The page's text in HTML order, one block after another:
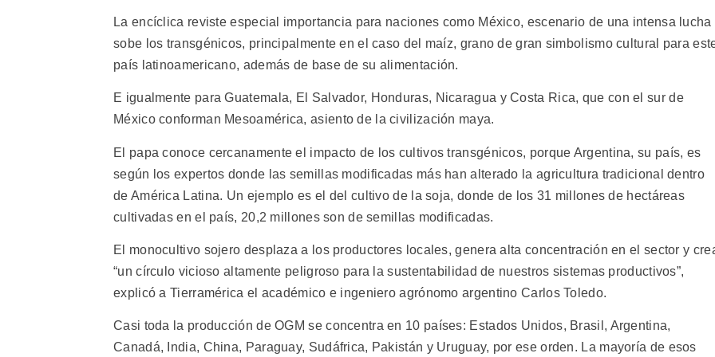
La encíclica reviste especial importancia para naciones como México, escenario de una intensa lucha
sobe los transgénicos, principalmente en el caso del maíz, grano de gran simbolismo cultural para
país latinoamericano, además de base de su alimentación.
E igualmente para Guatemala, El Salvador, Honduras, Nicaragua y Costa Rica, que con el sur de
México conforman Mesoamérica, asiento de la civilización maya.
El papa conoce cercanamente el impacto de los cultivos transgénicos, porque Argentina, su país, es
según los expertos donde las semillas modificadas más han alterado la agricultura tradicional dentro
de América Latina. Un ejemplo es el del cultivo de la soja, donde de los 31 millones de hectáreas
cultivadas en el país, 20,2 millones son de semillas modificadas.
El monocultivo sojero desplaza a los productores locales, genera alta concentración en el sector y
“un círculo vicioso altamente peligroso para la sustentabilidad de nuestros sistemas productivos”,
explicó a Tierramérica el académico e ingeniero agrónomo argentino Carlos Toledo.
Casi toda la producción de OGM se concentra en 10 países: Estados Unidos, Brasil, Argentina,
Canadá, India, China, Paraguay, Sudáfrica, Pakistán y Uruguay, por ese orden. La mayoría de esos